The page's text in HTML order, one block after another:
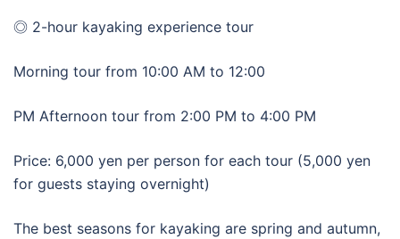
◎ 2-hour kayaking experience tour
Morning tour from 10:00 AM to 12:00
PM Afternoon tour from 2:00 PM to 4:00 PM
Price: 6,000 yen per person for each tour (5,000 yen
for guests staying overnight)
The best seasons for kayaking are spring and autumn,